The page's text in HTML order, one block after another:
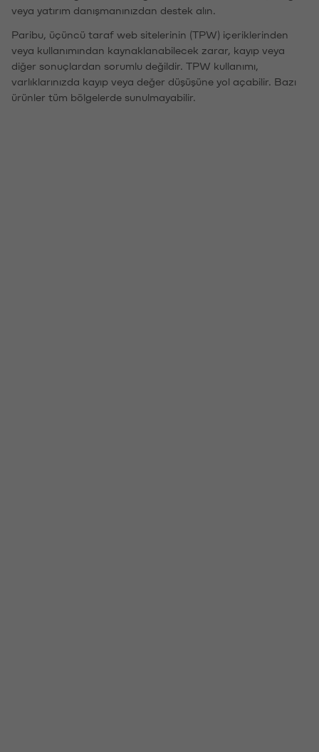
veya yatırım danışmanınızdan destek alın.
Paribu, üçüncü taraf web sitelerinin (TPW) içeriklerinden
veya kullanımından kaynaklanabilecek zarar, kayıp veya
diğer sonuçlardan sorumlu değildir. TPW kullanımı,
varlıklarınızda kayıp veya değer düşüşüne yol açabilir. Bazı
ürünler tüm bölgelerde sunulmayabilir.